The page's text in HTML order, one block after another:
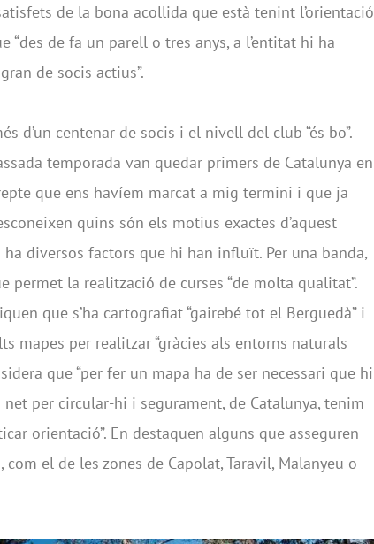
de la bona acollida que està tenint l’orientació
“des de fa un parell o tres anys, a l’entitat hi ha
de socis actius”.
d’un centenar de socis i el nivell del club “és bo”.
temporada van quedar primers de Catalunya en
que ens havíem marcat a mig termini i que ja
quins són els motius exactes d’aquest
diversos factors que hi han influït. Per una banda,
permet la realització de curses “de molta qualitat”.
que s’ha cartografiat “gairebé tot el Berguedà” i
mapes per realitzar “gràcies als entorns naturals
que “per fer un mapa ha de ser necessari que hi
per circular-hi i segurament, de Catalunya, tenim
orientació”. En destaquen alguns que asseguren
el de les zones de Capolat, Taravil, Malanyeu o